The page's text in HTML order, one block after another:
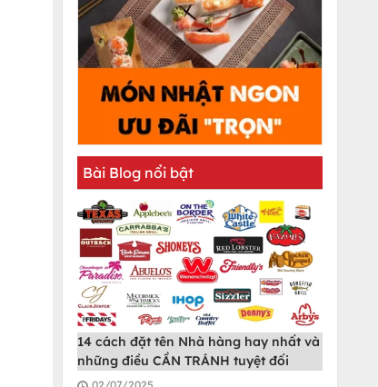
Bài Blog nổi bật
14 cách đặt tên Nhà hàng hay nhất và
những điều CẦN TRÁNH tuyệt đối